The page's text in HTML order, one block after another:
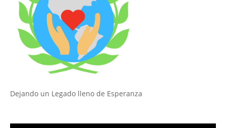
Dejando un Legado lleno de Esperanza